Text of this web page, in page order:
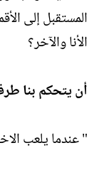
المستقبل إلى
الأنا والآخر؟
أن يتحكم بنا
" عندما يلعب